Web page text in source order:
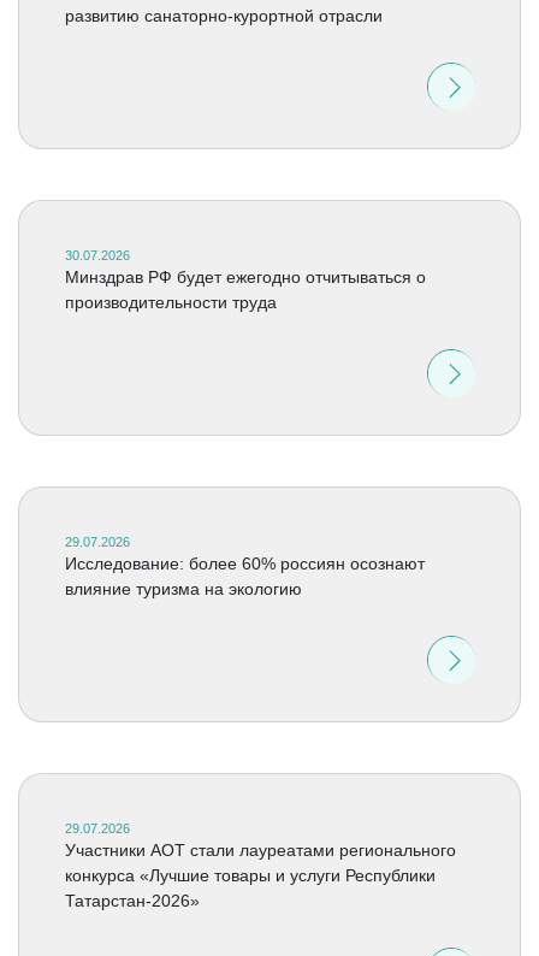
развитию санаторно-курортной отрасли
30.07.2026
Минздрав РФ будет ежегодно отчитываться о
производительности труда
29.07.2026
Исследование: более 60% россиян осознают
влияние туризма на экологию
29.07.2026
Участники АОТ стали лауреатами регионального
конкурса «Лучшие товары и услуги Республики
Татарстан-2026»